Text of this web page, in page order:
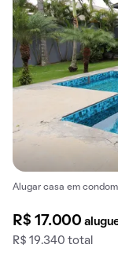
Alugar casa em
R$ 17.000
R$ 19.340 total